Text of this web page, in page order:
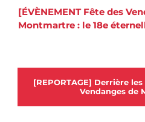
[ÉVÈNEMENT Fête des
Montmartre : le 18e
[REPORTAGE] Derrière
Vendanges de